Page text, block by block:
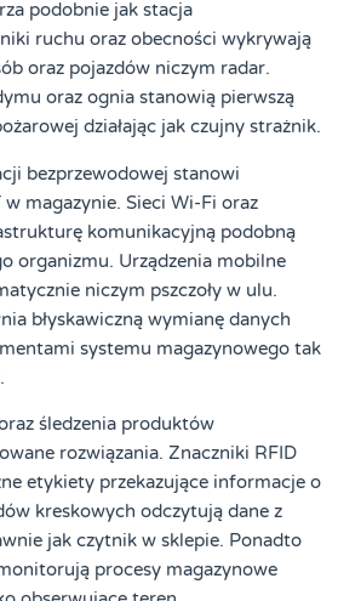
podobnie jak stacja
ruchu oraz obecności wykrywają
oraz pojazdów niczym radar.
oraz ognia stanowią pierwszą
działając jak czujny strażnik.
bezprzewodowej stanowi
w magazynie. Sieci Wi-Fi oraz
komunikacyjną podobną
organizmu. Urządzenia mobilne
niczym pszczoły w ulu.
błyskawiczną wymianę danych
systemu magazynowego tak
śledzenia produktów
rozwiązania. Znaczniki RFID
etykiety przekazujące informacje o
kreskowych odczytują dane z
jak czytnik w sklepie. Ponadto
procesy magazynowe